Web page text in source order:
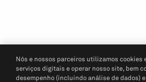
Nós e nossos parceiros utilizamos cookies
serviços digitais e operar nosso site, bem
desempenho (incluindo análise de dados)